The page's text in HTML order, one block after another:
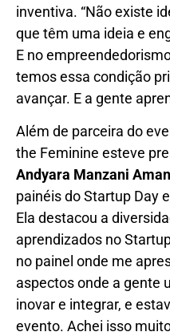
inventiva. “Não existe
que têm uma ideia e
E no
temos essa condição
avançar. E a gente
Além de parceira do
the Feminine esteve
Andyara Manzani
painéis do Startup Day
Ela destacou a
aprendizados no
no painel onde me
aspectos onde a gente
inovar e integrar, e
evento. Achei isso